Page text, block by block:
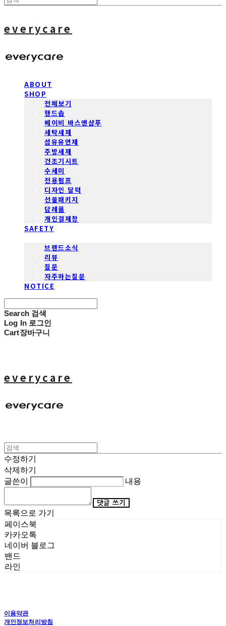
everycare
ABOUT
SHOP
전체보기
핸드솝
베이비 바스앤샴푸
세탁세제
섬유유연제
주방세제
건조기시트
수세미
전용펌프
디자인 달력
선물패키지
답례품
개인결제창
SAFETY
브랜드소식
리뷰
질문
자주하는질문
NOTICE
Search 검색
Log In 로그인
Cart장바구니
everycare
수정하기
삭제하기
글쓴이
내용
댓글 쓰기
목록으로 가기
페이스북
카카오톡
네이버 블로그
밴드
라인
이용약관
개인정보처리방침